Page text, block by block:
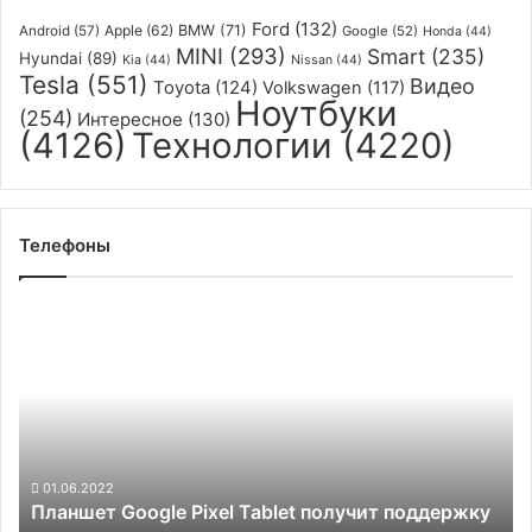
Android (57) Apple (62) BMW (71) Ford (132) Google (52) Honda (44)
Hyundai (89) Kia (44) MINI (293) Nissan (44) Smart (235)
Tesla (551) Toyota (124) Volkswagen (117) Видео
(254) Интересное (130) Ноутбуки
(4126) Технологии (4220)
Телефоны
активных
стилусов
01.06.2022
Планшет Google Pixel Tablet получит поддержку